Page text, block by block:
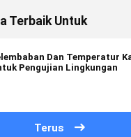
Terbaik Untuk
Dan Temperatur
Pengujian Lingkungan
Terus